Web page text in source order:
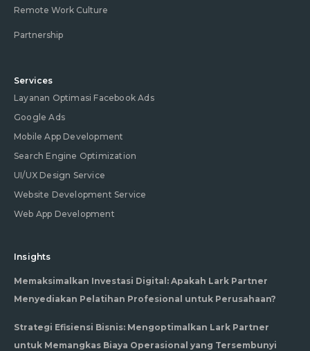
Remote Work Culture
Partnership
Services
Layanan Optimasi Facebook Ads
Google Ads
Mobile App Development
Search Engine Optimization
UI/UX Design Service
Website Development Service
Web App Development
Insights
Memaksimalkan Investasi Digital: Apakah Lark Partner
Menyediakan Pelatihan Profesional untuk Perusahaan?
Strategi Efisiensi Bisnis: Mengoptimalkan Lark Partner
untuk Memangkas Biaya Operasional yang Tersembunyi